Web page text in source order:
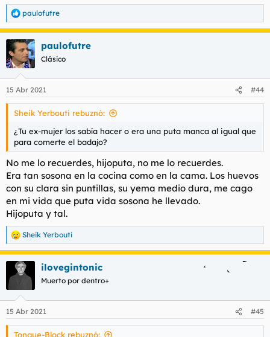
R
e
a
c
c
i
e
s
paulofutre
paulofutre
Clásico
15 Abr 2021 #44
Sheik Yerbouti rebuznó:
¿Tu ex-mujer los sabía hacer o era una puta manca al igual que
para comerte el badajo?
No me lo recuerdes, hijoputa, no me lo recuerdes.
Era tan sosona en la cocina como en la cama. Los huevos
con su clara sin puntillas, su yema medio dura, me cago
en mi vida que puta vida sosona he llevado.
Hijoputa y tal.
R
e
a
c
e
s
Sheik Yerbouti
ilovegintonic
Muerto por dentro+
15 Abr 2021 #45
Tongue-Block rebuznó: